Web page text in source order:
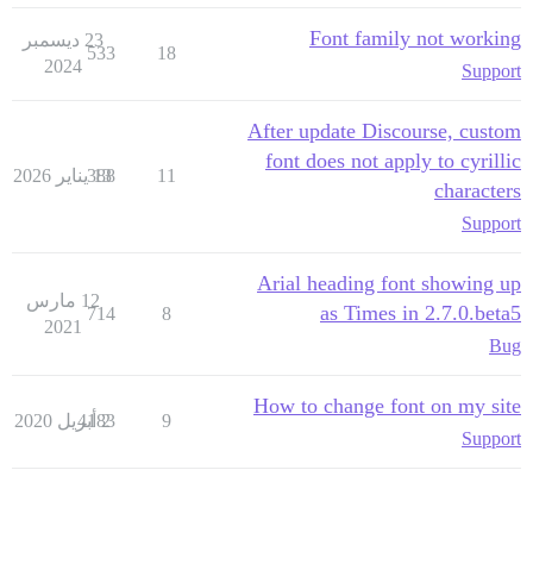
Font family not working
Support
18
533
23 ديسمبر
2024
After update Discourse, custom
font does not apply to cyrillic
characters
Support
11
388
13 يناير 2026
Arial heading font showing up
as Times in 2.7.0.beta5
Bug
8
714
12 مارس
2021
How to change font on my site
Support
9
4183
2 أبريل 2020